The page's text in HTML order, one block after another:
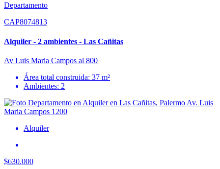
Departamento
CAP8074813
Alquiler - 2 ambientes - Las Cañitas
Av Luis Maria Campos al 800
Área total construida: 37 m²
Ambientes: 2
Alquiler
$630.000